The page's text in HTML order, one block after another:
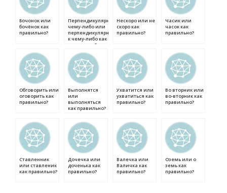
Бочонок или
бочёнок как
правильно?
Перпендикулярно
чему-либо или
перпендикулярно
к чему-либо как
правильно?
Нескоро или не
скоро как
правильно?
Часик или
часок как
правильно?
Обговорить или
оговорить как
правильно?
Выполнятся
или
выполняться
как правильно?
Ухватится или
ухватиться как
правильно?
Во вторник или
во-вторник как
правильно?
Ставленник
или ставленик
как правильно?
Дочечка или
доченька как
правильно?
Валечка или
Валичка как
правильно?
Оземь или о
земь как
правильно?